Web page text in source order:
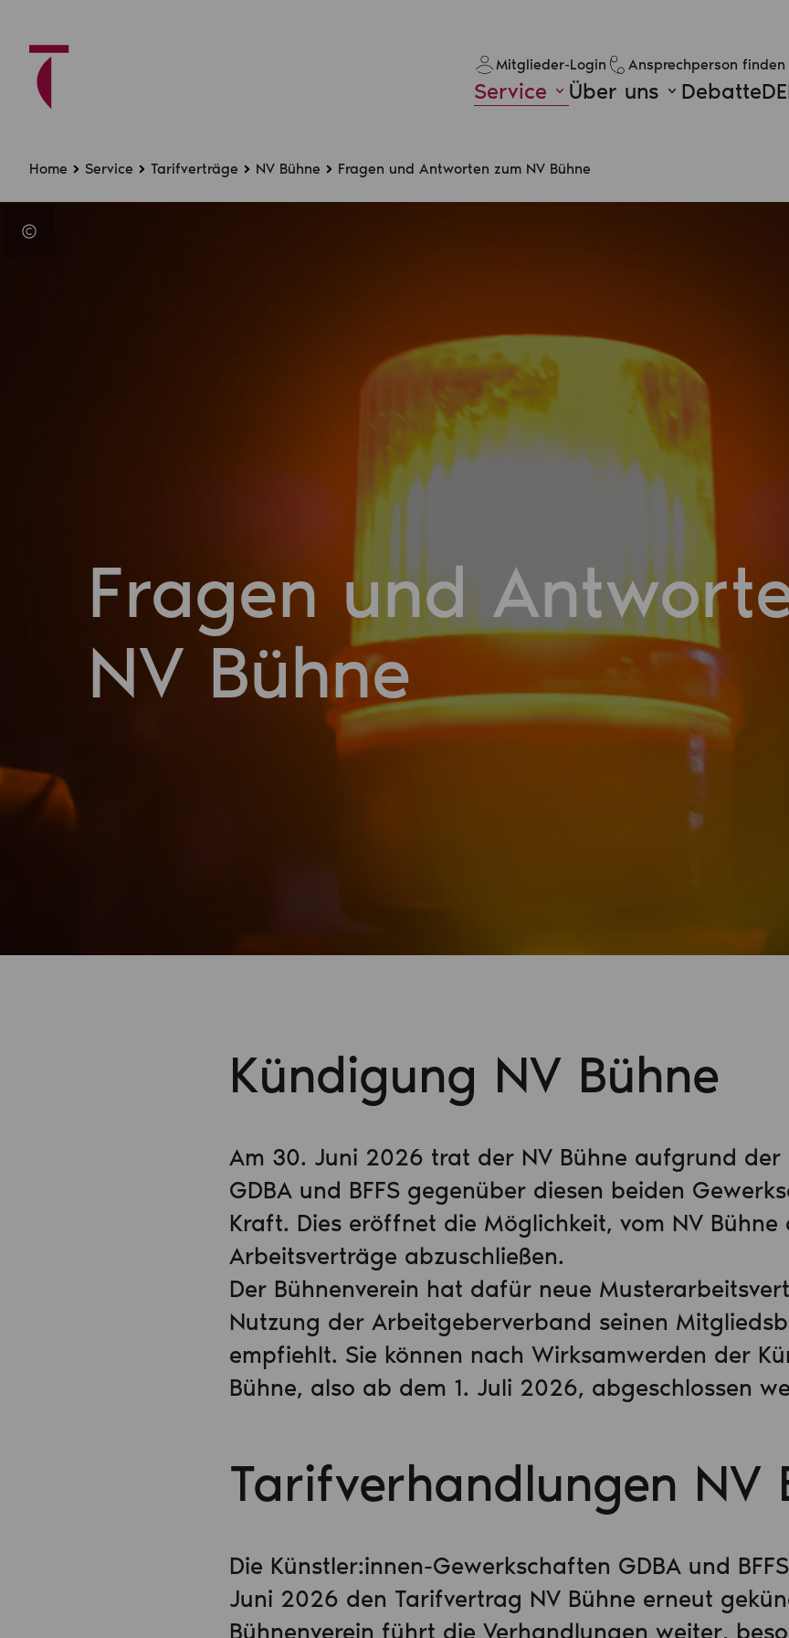
Mitglieder-Login Ansprechperson finden
Service Über uns Debatte
Home Service Tarifverträge NV Bühne Fragen und Antworten zum NV Bühne
Fragen und
NV Bühne
Kündigung NV Bühne
Am 30. Juni 2026 trat der NV Bühne aufgrund der
GDBA und BFFS gegenüber diesen beiden
Kraft. Dies eröffnet die Möglichkeit, vom NV Bühne
Arbeitsverträge abzuschließen.
Der Bühnenverein hat dafür neue
Nutzung der Arbeitgeberverband seinen
empfiehlt. Sie können nach Wirksamwerden der
Bühne, also ab dem 1. Juli 2026, abgeschlossen
Tarifverhandlungen NV
Die Künstler:innen-Gewerkschaften GDBA und
Juni 2026 den Tarifvertrag NV Bühne erneut
Bühnenverein führt die Verhandlungen weiter,